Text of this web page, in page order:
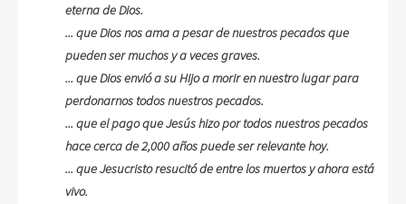
eterna de Dios.
... que Dios nos ama a pesar de nuestros pecados que
pueden ser muchos y a veces graves.
... que Dios envió a su Hijo a morir en nuestro lugar para
perdonarnos todos nuestros pecados.
... que el pago que Jesús hizo por todos nuestros pecados
hace cerca de 2,000 años puede ser relevante hoy.
... que Jesucristo resucitó de entre los muertos y ahora está
vivo.